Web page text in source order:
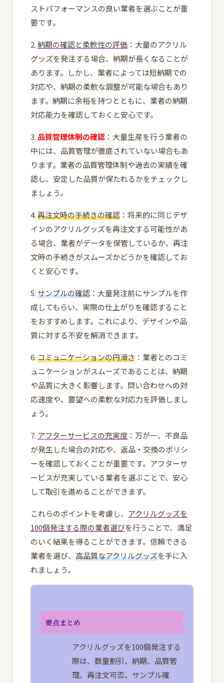
ストパフォーマンスの良い業者を選ぶことが重
要です。
2.納期の確認と柔軟性の評価 ：大量のアクリル
グッズを発注する場合、納期が長くなることが
あります。しかし、業者によっては短納期での
対応や、納期の柔軟な調整が可能な場合もあり
ます。納期に余裕を持つとともに、業者の納期
対応能力を確認しておくと安心です。
3. 品質管理体制の確認 ：大量生産を行う業者の
中には、品質管理が徹底されていない場合もあ
ります。業者の品質管理体制や過去の実績を確
認し、安定した品質が保たれるかをチェックし
ましょう。
4.再注文時の手続きの確認 ：将来的に同じデザ
インのアクリルグッズを再注文する可能性があ
る場合、業者がデータを保管しているか、再注
文時の手続きがスムーズかどうかを確認してお
くと安心です。
5.サンプルの確認 ：大量発注前にサンプルを作
成してもらい、実際の仕上がりを確認すること
をおすすめします。これにより、デザインや品
質に対する不安を解消できます。
6.コミュニケーションの円滑さ ：業者とのコミ
ュニケーションがスムーズであることは、納期
や品質に大きく影響します。問い合わせへの対
応速度や、要望への柔軟な対応力を評価しまし
ょう。
7. アフターサービスの充実度 ：万が一、不良品
が発生した場合の対応や、返品・交換のポリシ
ーを確認しておくことが重要です。アフターサ
ービスが充実している業者を選ぶことで、安心
して取引を進めることができます。
これらのポイントを考慮し、 アクリルグッズを
100個発注する際の業者選びを行うことで、満足
のいく結果を得ることができます。信頼できる
業者を選び、 高品質なアクリルグッズを手に入
れましょう。
要点まとめ
アクリルグッズを100個発注する
際は、数量割引、納期、品質管
理、再注文可否、サンプル確